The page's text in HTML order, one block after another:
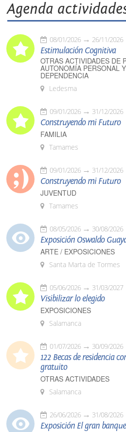
Agenda
08/01/2026 26/11/2026
Estimulación Cognitiva
OTRAS ACTIVIDADES DE
AUTONOMÍA PERSONAL
DEPENDENCIA
Ledesma
09/01/2026 31/12/2026
Construyendo mi Futuro
FAMILIA
Tamames
09/01/2026 31/12/2026
Construyendo mi Futuro
JUVENTUD
Tamames
08/05/2026 30/08/2026
Exposición Oswaldo
ARTE / EXPOSICIONES
Santa Marta de Tormes
05/06/2026 31/03/2027
Visibilizar lo elegido
EXPOSICIONES
Salamanca
01/07/2026 30/09/2026
122 Becas de residencia
gratuito
OTRAS ACTIVIDADES
Salamanca
26/06/2026 31/08/2026
Exposición El gran